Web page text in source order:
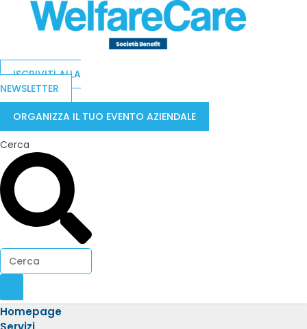
ISCRIVITI ALLA
NEWSLETTER
ORGANIZZA IL TUO EVENTO AZIENDALE
Cerca
Homepage